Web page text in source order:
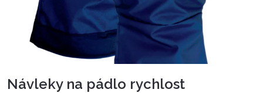
Návleky na pádlo rychlost